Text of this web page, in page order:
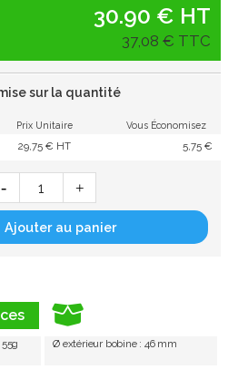
Ø extérieur bobine : 46 mm
30.90 € HT
37,08 € TTC
sur la quantité
Prix Unitaire Vous Économisez
29,75 € HT 5,75 €
Ajouter au panier